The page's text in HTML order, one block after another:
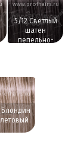
www.profhairs.ru
5/12 Светлый
шатен
пепельно-